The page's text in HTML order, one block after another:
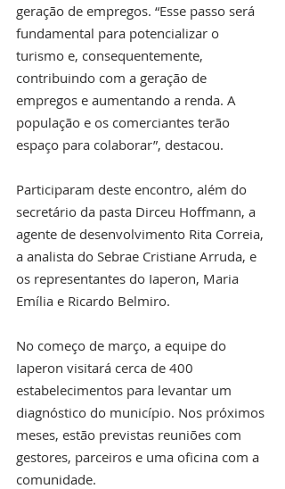
geração de empregos. “Esse passo será
fundamental para potencializar o
turismo e, consequentemente,
contribuindo com a geração de
empregos e aumentando a renda. A
população e os comerciantes terão
espaço para colaborar”, destacou.
Participaram deste encontro, além do
secretário da pasta Dirceu Hoffmann, a
agente de desenvolvimento Rita Correia,
a analista do Sebrae Cristiane Arruda, e
os representantes do Iaperon, Maria
Emília e Ricardo Belmiro.
No começo de março, a equipe do
Iaperon visitará cerca de 400
estabelecimentos para levantar um
diagnóstico do município. Nos próximos
meses, estão previstas reuniões com
gestores, parceiros e uma oficina com a
comunidade.